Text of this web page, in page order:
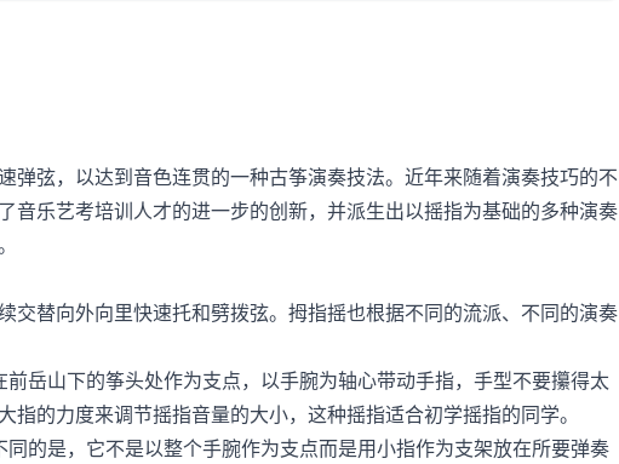
，以达到音色连贯的一种古筝演奏技法。近年来随着演奏技巧的不
音乐艺考培训人才的进一步的创新，并派生出以摇指为基础的多种演奏
替向外向里快速托和劈拨弦。拇指摇也根据不同的流派、不同的演奏
山下的筝头处作为支点，以手腕为轴心带动手指，手型不要攥得太
的力度来调节摇指音量的大小，这种摇指适合初学摇指的同学。
是，它不是以整个手腕作为支点而是用小指作为支架放在所要弹奏